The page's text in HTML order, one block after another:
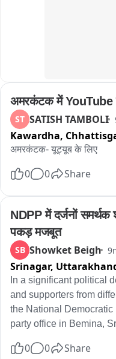
अमरकंटक में YouTube
ST SATISH TAMBOLI
Kawardha,
अमरकंटक- यूट्यूब के लिए
0 0 Share
NDPP में दर्जनों समर्थक
पकड़ मजबूत
SB Showket Beigh
Srinagar,
In a significant political
and supporters from
the National Democratic
party office in Bemina,
Organising Secretary
0 0 Share